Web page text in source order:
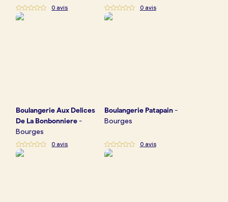
0 avis 0avis
BoulangerieAux Delices
De La Bonbonniere-
Bourges
0 avis
Boulangerie Patapain-
Bourges
0avis